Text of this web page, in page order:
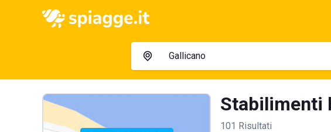
Stabilimenti
101 Risultati